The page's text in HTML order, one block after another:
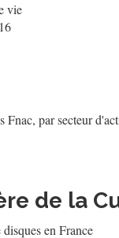
vie
par secteur
de la
en France